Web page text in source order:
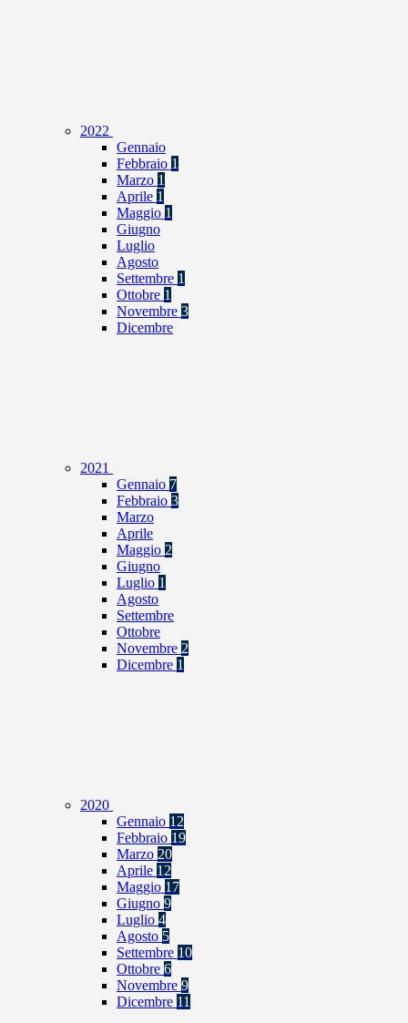
2022
Gennaio
Febbraio 1
Marzo 1
Aprile 1
Maggio 1
Giugno
Luglio
Agosto
Settembre 1
Ottobre 1
Novembre 3
Dicembre
2021
Gennaio 7
Febbraio 3
Marzo
Aprile
Maggio 2
Giugno
Luglio 1
Agosto
Settembre
Ottobre
Novembre 2
Dicembre 1
2020
Gennaio 12
Febbraio 19
Marzo 20
Aprile 12
Maggio 17
Giugno 9
Luglio 4
Agosto 5
Settembre 10
Ottobre 6
Novembre 9
Dicembre 11